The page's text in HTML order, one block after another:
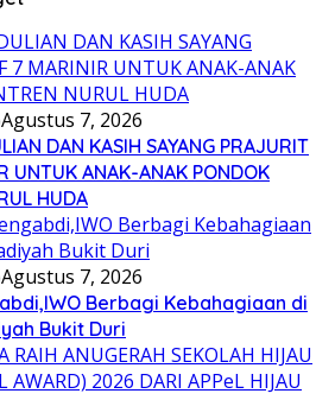
Agustus 7, 2026
DAN KASIH SAYANG PRAJURIT
UNTUK ANAK-ANAK PONDOK
HUDA
Agustus 7, 2026
Berbagi Kebahagiaan di
Bukit Duri